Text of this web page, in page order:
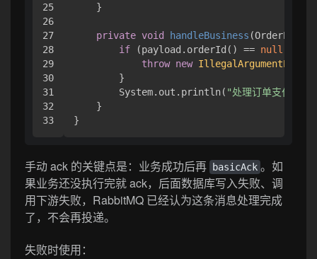
25
26
27
28
29
30
31
32
    }
private void handleBusiness
if (payload.orderId() == null
throw new
        }
        System.out.println(
"处理订单支付业
    }
手动 ack 的关键点是：业务成功后再 basicAck 。如
果业务还没执行完就 ack，后面数据库写入失败、调
用下游失败，RabbitMQ 已经认为这条消息处理完成
了，不会再投递。
失败时使用：